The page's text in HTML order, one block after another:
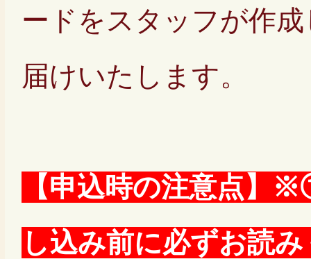
ードをスタッフが作
届けいたします。
【申込時の注意点】
し込み前に必ずお読